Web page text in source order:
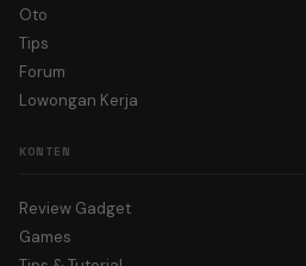
Oto
Tips
Forum
Lowongan Kerja
KONTEN
Review Gadget
Games